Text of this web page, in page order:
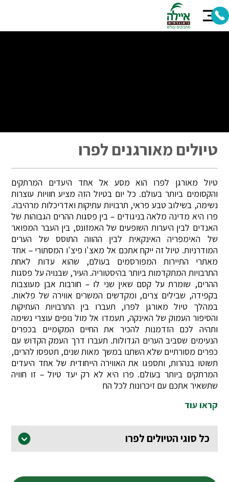
טיולים מאורגנים לפרו
טיול מאורגן לפרו הוא מסע אל אחד היעדים המרתקים
והקסומים ביותר בעולם. כל יום בטיול הזה מציע חוויות עוצרות
נשימה, בשילוב טבע פראי, תרבויות עתיקות ואדריכלות מרהיבה.
פרו היא מדינה מלאה בניגודים – בין פסגות ההרים הגבוהות של
האנדים לבין היערות השופעים של האמזונס, בין העבר המפואר
של האימפריה האינקאית לבין ההווה התוסס של הערים
המודרניות. טיול זה ייקח אתכם אל מאצ'ו פיצ'ו המסתורי – אחד
מאתרי התיירות המפורסמים בעולם, שהוא עדות לאחת
התרבויות המתקדמות ביותר בהיסטוריה. העיר, שבנויה על פסגות
ההרים, שומרת על קסם שאין שני לו – חורבות אבן מעוצבות
בקפידה, שבילים צרים, ומקדשים המשרים אווירה של פלאות.
במהלך טיול מאורגן לפרו, תעברו בין התרבויות העתיקות
והסיפור העמוק של האינקה, תעמדו אל מול נופים עוצרי נשימה
ותהיה לכם הזדמנות להכיר את החיים המקומיים בכפרים
הנעימים שסביב הערים הגדולות. תעברו דרך העמק הקדוש עם
כפרים מסורתיים שלא השתנו במשך מאות שנים, תטפסו להרים,
תשוטו בנהרות, ותספגו את האווירה הייחודית של אחד היעדים
המרתקים ביותר בעולם. פרו היא לא רק יעד טיול – זו חוויה
שתשאיר אתכם עם זיכרונות לכל הח
קראו עוד
כל סוגי הטיולים לפרו